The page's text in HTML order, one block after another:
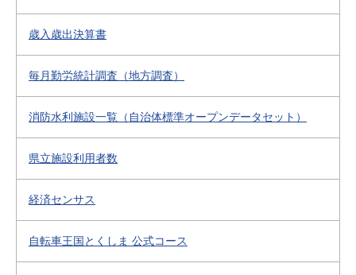
歳入歳出決算書
毎月勤労統計調査（地方調査）
消防水利施設一覧（自治体標準オープンデータセット）
県立施設利用者数
経済センサス
自転車王国とくしま 公式コース